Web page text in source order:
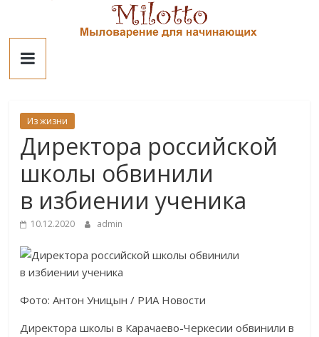
contentМилотто
Из жизни
Директора российской
школы обвинили
в избиении ученика
10.12.2020 admin
Фото: Антон Уницын / РИА Новости
Директора школы в Карачаево-Черкесии обвинили в